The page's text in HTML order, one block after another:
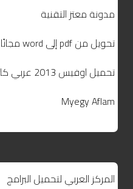
مدونة معتز التقنية
تحويل من pdf إلى word مجانًا
تحميل اوفيس 2013 عربي كامل مضغوط
Myegy Aflam
المركز العربي لتحميل البرامج